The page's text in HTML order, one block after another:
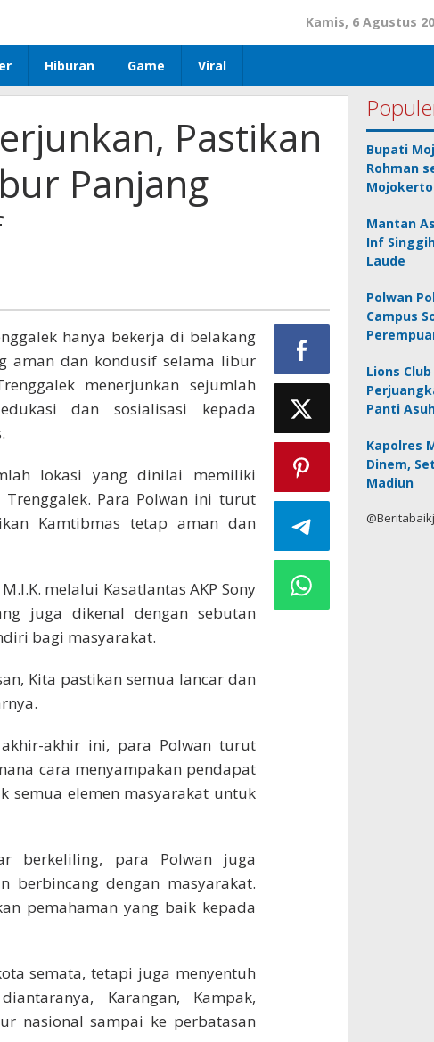
Kamis, 6 Agustus
Hiburan Game Viral
Pastikan
Panjang
hanya bekerja di belakang
aman dan kondusif selama libur
menerjunkan sejumlah
dan sosialisasi kepada
lokasi yang dinilai memiliki
Para Polwan ini turut
Kamtibmas tetap aman dan
melalui Kasatlantas AKP Sony
juga dikenal dengan sebutan
bagi masyarakat.
Kita pastikan semua lancar dan
akhir ini, para Polwan turut
cara menyampakan pendapat
semua elemen masyarakat untuk
berkeliling, para Polwan juga
berbincang dengan masyarakat.
pemahaman yang baik kepada
semata, tetapi juga menyentuh
Karangan, Kampak,
nasional sampai ke perbatasan
Bupati
Rohman
Mojokerto
Mantan
Inf
Laude
Polwan
Campus
Lions
Panti
Kapolres
Dinem,
Madiun